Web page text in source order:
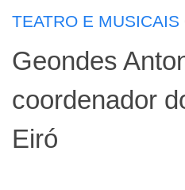
TEATRO E MUSICAIS
Geondes
coordenador
Eiró